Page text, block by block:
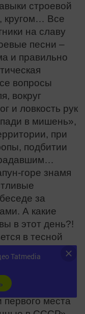
строевой
кругом… Все
на славу
песни –
и правильно
вопросы
вокруг
и ловкость рук
в мишень»,
при
подбитии
горе знамя
за
А какие
в этот день?!
в тесной
и, наконец,
не
не дом и не
первого места
Tatmedia